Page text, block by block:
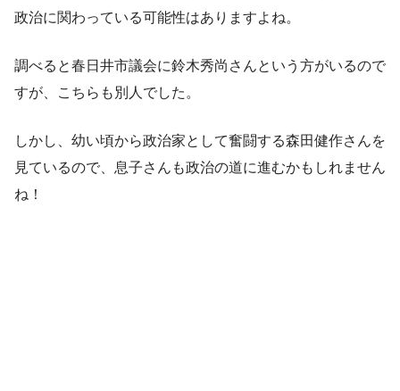
政治に関わっている可能性はありますよね。
調べると春日井市議会に鈴木秀尚さんという方がいるので
すが、こちらも別人でした。
しかし、幼い頃から政治家として奮闘する森田健作さんを
見ているので、息子さんも政治の道に進むかもしれません
ね！